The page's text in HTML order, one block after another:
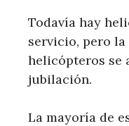
Todavía hay
servicio, pero
helicópteros se
jubilación.
La mayoría de